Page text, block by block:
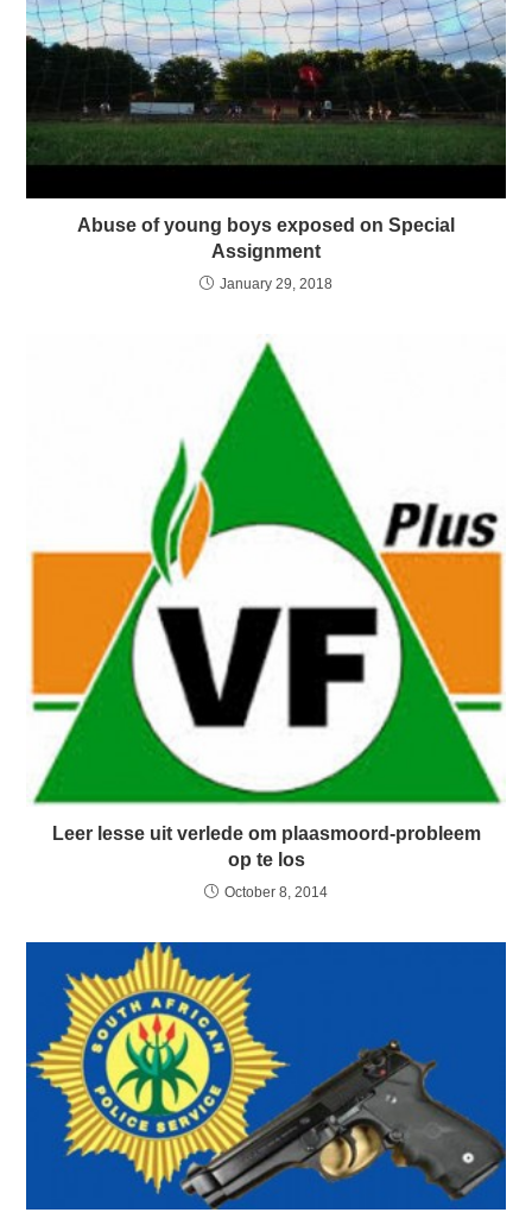
Abuse of young boys exposed on Special
Assignment
January 29, 2018
Leer lesse uit verlede om plaasmoord-probleem
op te los
October 8, 2014